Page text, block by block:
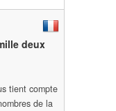
deux
tient compte
de la